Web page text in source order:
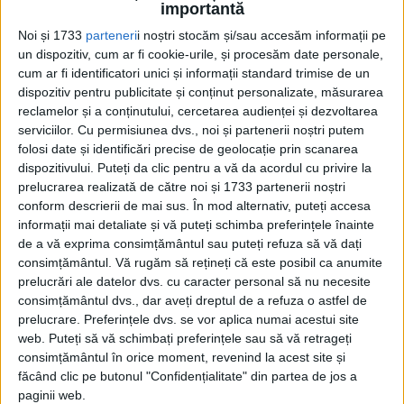
importantă
Noi și 1733 partenerii noștri stocăm și/sau accesăm informații pe
un dispozitiv, cum ar fi cookie-urile, și procesăm date personale,
cum ar fi identificatori unici și informații standard trimise de un
dispozitiv pentru publicitate și conținut personalizate, măsurarea
reclamelor și a conținutului, cercetarea audienței și dezvoltarea
serviciilor. Cu permisiunea dvs., noi și partenerii noștri putem
folosi date și identificări precise de geolocație prin scanarea
dispozitivului. Puteți da clic pentru a vă da acordul cu privire la
prelucrarea realizată de către noi și 1733 partenerii noștri
conform descrierii de mai sus. În mod alternativ, puteți accesa
informații mai detaliate și vă puteți schimba preferințele înainte
de a vă exprima consimțământul sau puteți refuza să vă dați
consimțământul. Vă rugăm să rețineți că este posibil ca anumite
prelucrări ale datelor dvs. cu caracter personal să nu necesite
consimțământul dvs., dar aveți dreptul de a refuza o astfel de
prelucrare. Preferințele dvs. se vor aplica numai acestui site
web. Puteți să vă schimbați preferințele sau să vă retrageți
consimțământul în orice moment, revenind la acest site și
făcând clic pe butonul "Confidențialitate" din partea de jos a
paginii web.
și a decedat luni, 7...
Cea mai mare revistă de istorie din Europa!.
Media KIT
PORTOFOLIU
Capital
Evenimentul Zilei
Doctorul Zilei